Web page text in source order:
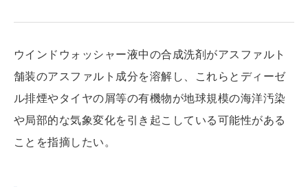
ウインドウォッシャー液中の合成洗剤がアスファルト
舗装のアスファルト成分を溶解し、これらとディーゼ
ル排煙やタイヤの屑等の有機物が地球規模の海洋汚染
や局部的な気象変化を引き起こしている可能性がある
ことを指摘したい。